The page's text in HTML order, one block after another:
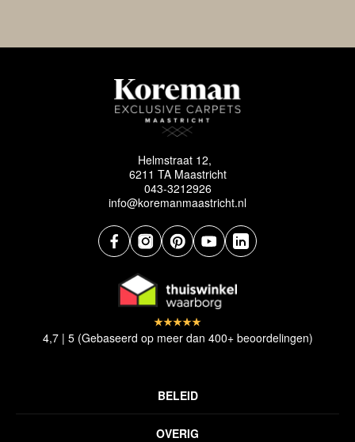
Helmstraat 12,
6211 TA Maastricht
043-3212926
info@koremanmaastricht.nl
OVERIG
BELEID
4,7 | 5 (Gebaseerd op meer dan 400+ beoordelingen)